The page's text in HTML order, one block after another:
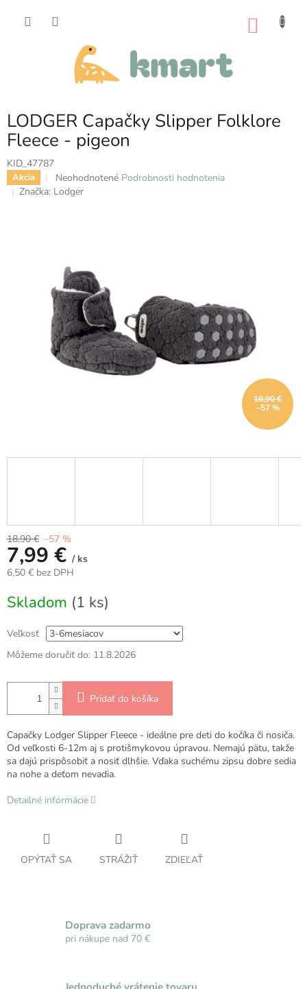
LODGER Capačky Slipper Folklore
Fleece - pigeon
KID_47787
Akcia
Priemerné
hodnotenie
hviezdičiek.
Neohodnotené Podrobnosti hodnotenia
Značka: Lodger
18,90 €
–57 %
18,90 € –57 %
7,99 € / ks
6,50 € bez DPH
cena:
Skladom (1 ks)
Veľkosť
Môžeme doručiť do: 11.8.2026
Pridať do košíka
Capačky Lodger Slipper Fleece - ideálne pre deti do kočíka či nosiča.
Od veľkosti 6-12m aj s protišmykovou úpravou. Nemajú pätu, takže
sa dajú prispôsobiť a nosiť dlhšie. Vďaka suchému zipsu dobre sedia
na nohe a deťom nevadia.
Detailné informácie
OPÝTAŤ SA STRÁŽIŤ ZDIEĽAŤ
Doprava zadarmo
pri nákupe nad 70 €